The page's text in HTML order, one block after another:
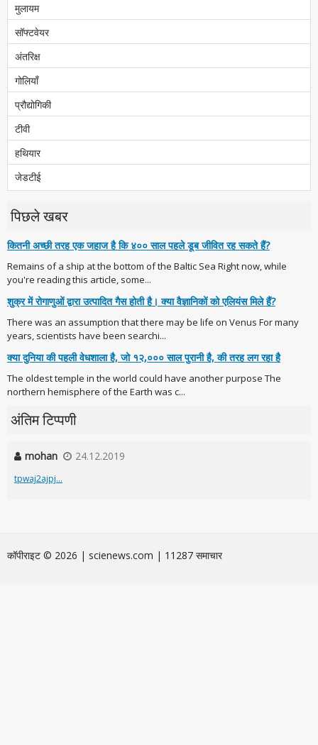
मुलायम
सॉफ्टवेयर
अंतरिक्ष
गोलियाँ
प्रौद्योगिकी
टीवी
हथियार
जेडटीई
पिछले खबर
कितनी अच्छी तरह एक जहाज है कि ४०० साल पहले डूब जीवित रह सकते हैं?
Remains of a ship at the bottom of the Baltic Sea Right now, while
you're reading this article, some...
शुक्र में रोगाणुओं द्वारा उत्पादित गैस होती है। क्या वैज्ञानिकों को एलियंस मिले हैं?
There was an assumption that there may be life on Venus For many
years, scientists have been searchi...
क्या दुनिया की पहली वेधशाला है, जो १२,००० साल पुरानी है, की तरह लग रहा है
The oldest temple in the world could have another purpose The
northern hemisphere of the Earth was c...
अंतिम टिप्पणी
mohan 24.12.2019
tpwaj2ajpj...
कॉपीराइट © 2026 | scienews.com | 11287 समाचार